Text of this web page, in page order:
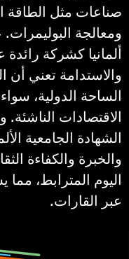
صناعات مثل الطاقة
ومعالجة
ألمانيا كشركة رائدة
والاستدامة تعني
الساحة الدولية،
الاقتصادات
الشهادة الجامعية
والخبرة والكفاءة
اليوم المترابط،
عبر القارات.